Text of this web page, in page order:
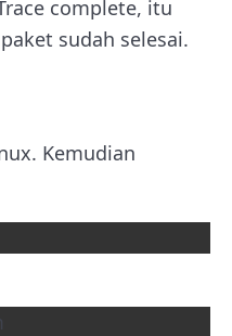
complete, itu
sudah selesai.
Kemudian